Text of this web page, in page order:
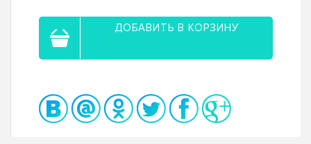
ДОБАВИТЬ В КОРЗИНУ